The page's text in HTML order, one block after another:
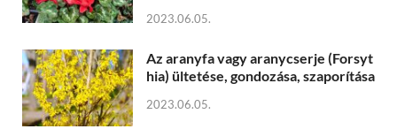
2023.06.05.
Az aranyfa vagy aranycserje (Forsyt
hia) ültetése, gondozása, szaporítása
2023.06.05.